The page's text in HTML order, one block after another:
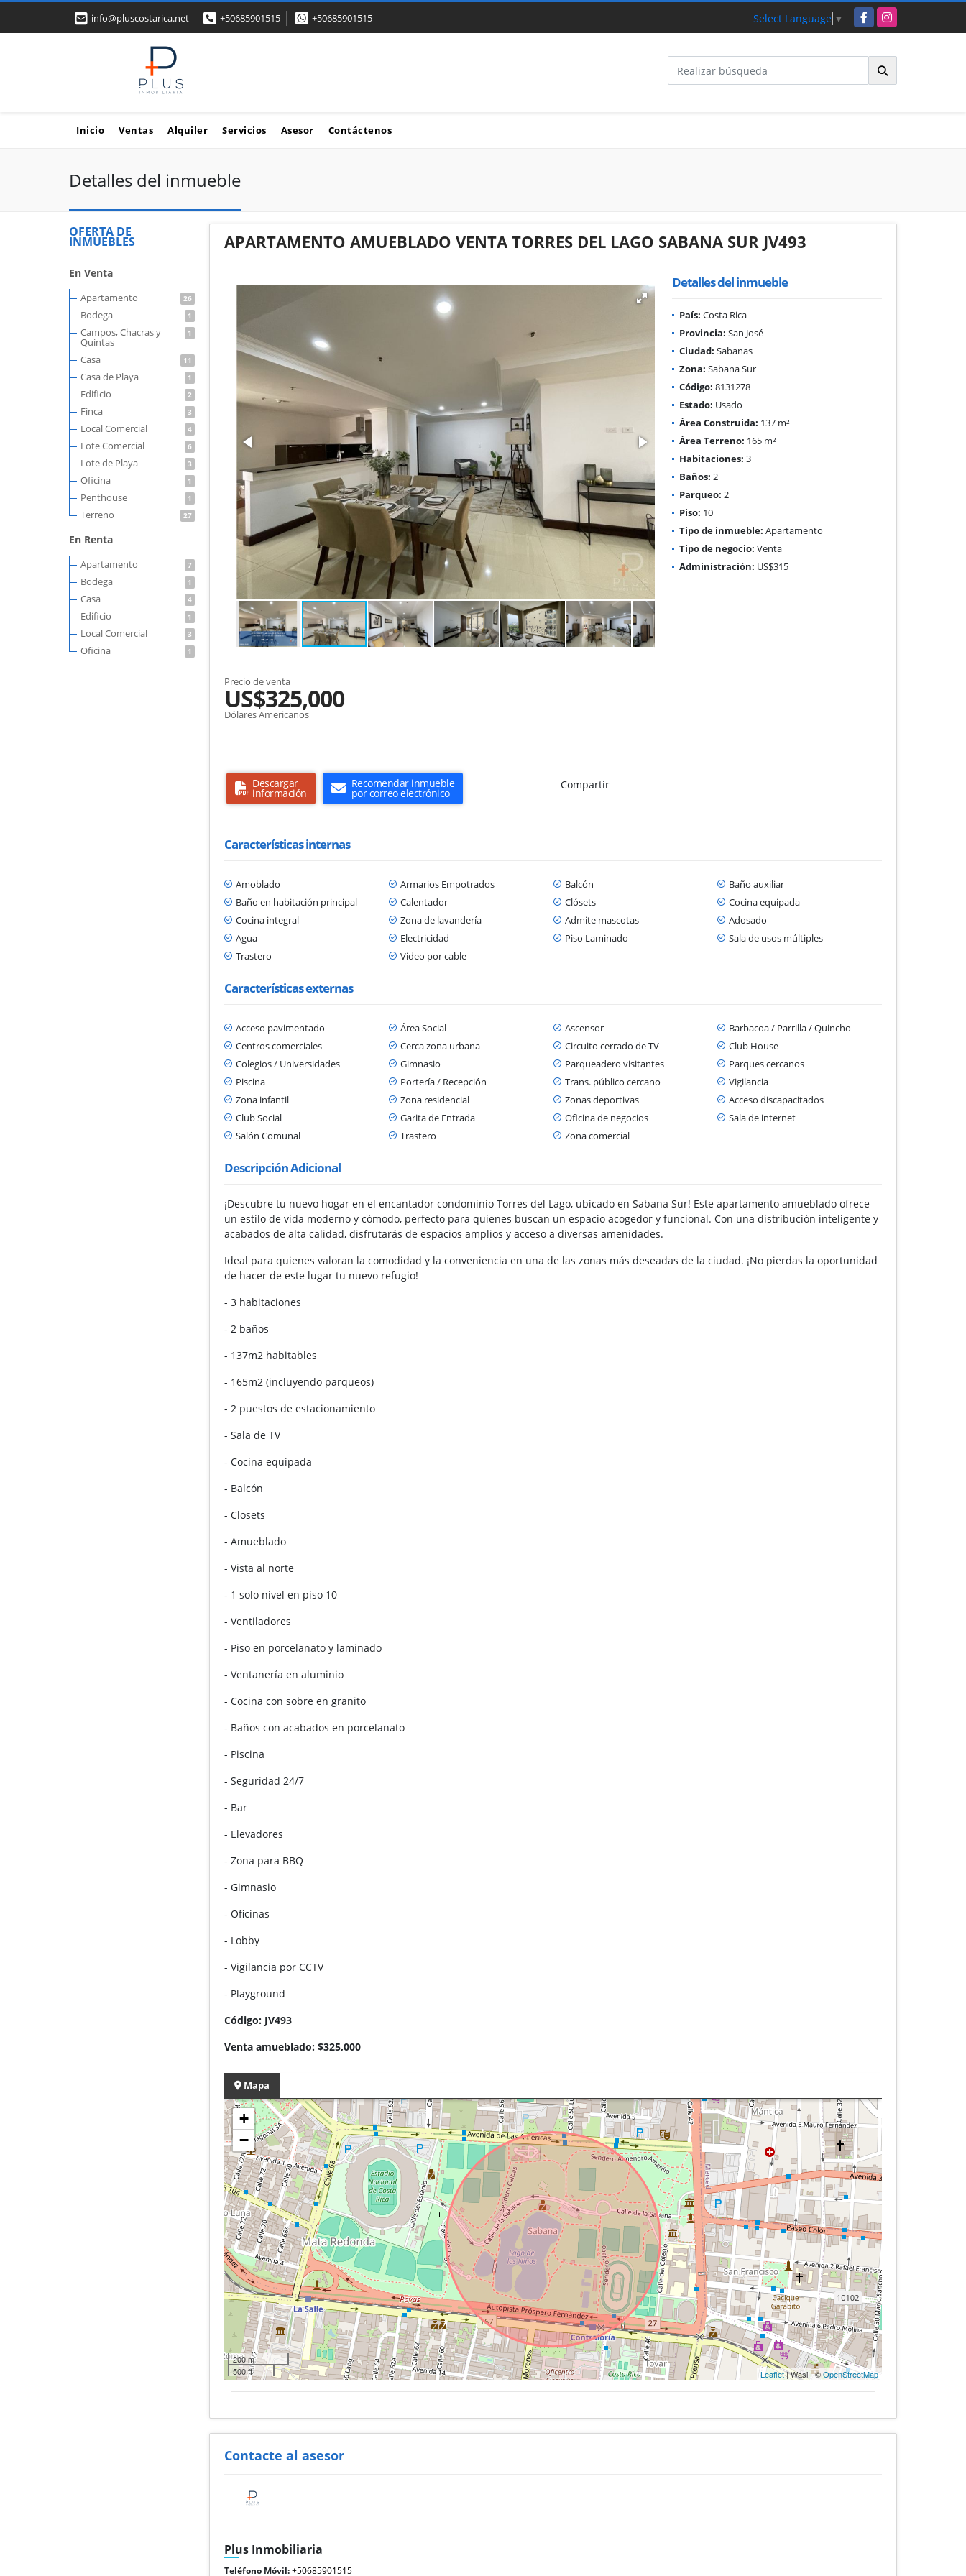
info@pluscostarica.net +50685901515 +50685901515 Select Language ▼ FacebookInstagram
Inicio Ventas Alquiler Servicios Asesor Contáctenos
Detalles del inmueble
OFERTA DE
INMUEBLES
En Venta
Apartamento 26
Bodega 1
Campos, Chacras y
Quintas
1
Casa 11
Casa de Playa 1
Edificio 2
Finca 3
Local Comercial 4
Lote Comercial 6
Lote de Playa 3
Oficina 1
Penthouse 1
Terreno 27
En Renta
Apartamento 7
Bodega 1
Casa 4
Edificio 1
Local Comercial 3
Oficina 1
APARTAMENTO AMUEBLADO VENTA TORRES DEL LAGO SABANA SUR JV493
Detalles del inmueble
País: Costa Rica
Provincia: San José
Ciudad: Sabanas
Zona: Sabana Sur
Código: 8131278
Estado: Usado
Área Construida: 137 m²
Área Terreno: 165 m²
Habitaciones: 3
Baños: 2
Parqueo: 2
Piso: 10
Tipo de inmueble: Apartamento
Tipo de negocio: Venta
Administración: US$315
Precio de venta
US$325,000
Dólares Americanos
Descargar
información
Recomendar inmueble
por correo electrónico
Compartir
Características internas
Amoblado Armarios Empotrados Balcón
Baño auxiliar
Baño en habitación principal
Calentador Clósets
Cocina equipada
Cocina integral
Zona de lavandería Admite mascotas
Adosado
Agua
Electricidad Piso Laminado
Sala de usos múltiples
Trastero
Video por cable
Características externas
Acceso pavimentado Área Social Ascensor
Barbacoa / Parrilla / Quincho
Centros comerciales
Cerca zona urbana Circuito cerrado de TV
Club House
Colegios / Universidades
Gimnasio Parqueadero visitantes
Parques cercanos
Piscina
Portería / Recepción Trans. público cercano
Vigilancia
Zona infantil
Zona residencial Zonas deportivas
Acceso discapacitados
Club Social
Garita de Entrada Oficina de negocios
Sala de internet
Salón Comunal
Trastero Zona comercial
Descripción Adicional
¡Descubre tu nuevo hogar en el encantador condominio Torres del Lago, ubicado en Sabana Sur! Este apartamento amueblado ofrece
un estilo de vida moderno y cómodo, perfecto para quienes buscan un espacio acogedor y funcional. Con una distribución inteligente y
acabados de alta calidad, disfrutarás de espacios amplios y acceso a diversas amenidades.
Ideal para quienes valoran la comodidad y la conveniencia en una de las zonas más deseadas de la ciudad. ¡No pierdas la oportunidad
de hacer de este lugar tu nuevo refugio!
- 3 habitaciones
- 2 baños
- 137m2 habitables
- 165m2 (incluyendo parqueos)
- 2 puestos de estacionamiento
- Sala de TV
- Cocina equipada
- Balcón
- Closets
- Amueblado
- Vista al norte
- 1 solo nivel en piso 10
- Ventiladores
- Piso en porcelanato y laminado
- Ventanería en aluminio
- Cocina con sobre en granito
- Baños con acabados en porcelanato
- Piscina
- Seguridad 24/7
- Bar
- Elevadores
- Zona para BBQ
- Gimnasio
- Oficinas
- Lobby
- Vigilancia por CCTV
- Playground
Código: JV493
Venta amueblado: $325,000
Mapa
+
−
200 m
500 ft
Leaflet| Wasi - ©OpenStreetMap
Contacte al asesor
Plus Inmobiliaria
Teléfono Móvil:+50685901515